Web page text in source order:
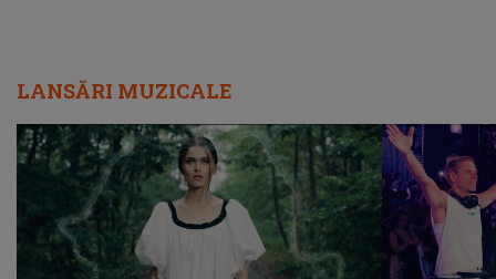
LANSĂRI MUZICALE